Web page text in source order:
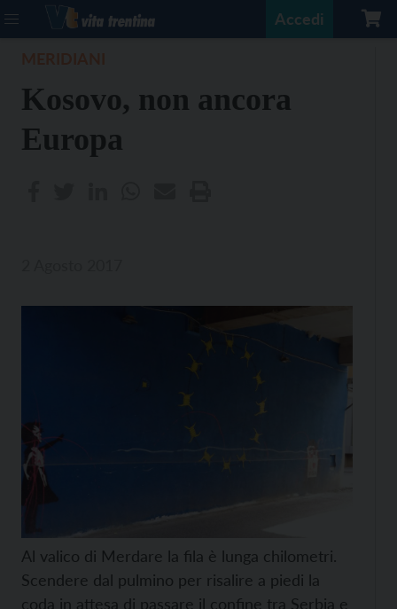
Accedi
Kosovo, non ancora
Europa
Al valico di Merdare la fila è lunga chilometri.
Scendere dal pulmino per risalire a piedi la
coda in attesa di passare il confine tra Serbia e